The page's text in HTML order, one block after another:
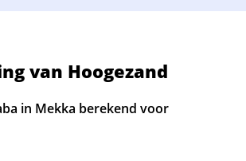
van Hoogezand
in Mekka berekend voor